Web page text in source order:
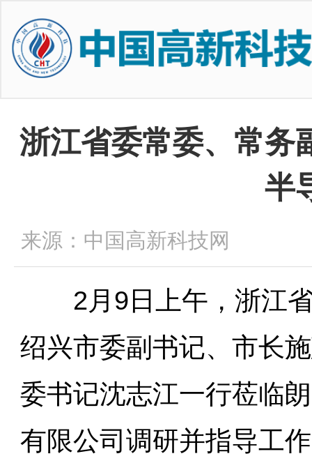
浙江省委常委、常务
半
来源：中国高新科技网
2月9日上午，浙江省
绍兴市委副书记、市长
委书记沈志江一行莅临
有限公司调研并指导工